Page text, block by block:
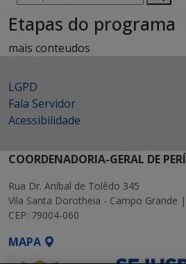
por:
Etapas do programa
mais conteudos
LGPD
Fala Servidor
Acessibilidade
COORDENADORIA-GERAL DE
Rua Dr. Aníbal de Tolêdo 345
Vila Santa Dorotheia - Campo Grande
CEP: 79004-060
MAPA